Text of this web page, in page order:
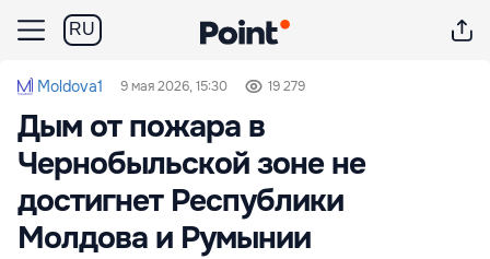
RU
Moldova1 9 мая 2026, 15:30 19 279
Дым от пожара в
Чернобыльской зоне не
достигнет Республики
Молдова и Румынии